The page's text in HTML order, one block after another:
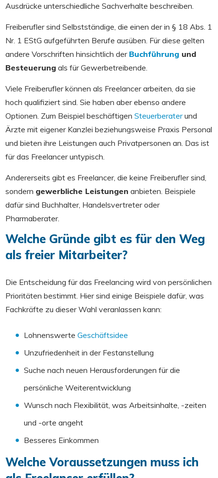
Ausdrücke unterschiedliche Sachverhalte beschreiben.
Freiberufler sind Selbstständige, die einen der in § 18 Abs. 1
Nr. 1 EStG aufgeführten Berufe ausüben. Für diese gelten
andere Vorschriften hinsichtlich der Buchführung und
Besteuerung als für Gewerbetreibende.
Viele Freiberufler können als Freelancer arbeiten, da sie
hoch qualifiziert sind. Sie haben aber ebenso andere
Optionen. Zum Beispiel beschäftigen Steuerberaterund
Ärzte mit eigener Kanzlei beziehungsweise Praxis Personal
und bieten ihre Leistungen auch Privatpersonen an. Das ist
für das Freelancer untypisch.
Andererseits gibt es Freelancer, die keine Freiberufler sind,
sondern gewerbliche Leistungen anbieten. Beispiele
dafür sind Buchhalter, Handelsvertreter oder
Pharmaberater.
Welche Gründe gibt es für den Weg
als freier Mitarbeiter?
Die Entscheidung für das Freelancing wird von persönlichen
Prioritäten bestimmt. Hier sind einige Beispiele dafür, was
Fachkräfte zu dieser Wahl veranlassen kann:
Lohnenswerte Geschäftsidee
Unzufriedenheit in der Festanstellung
Suche nach neuen Herausforderungen für die
persönliche Weiterentwicklung
Wunsch nach Flexibilität, was Arbeitsinhalte, -zeiten
und -orte angeht
Besseres Einkommen
Welche Voraussetzungen muss ich